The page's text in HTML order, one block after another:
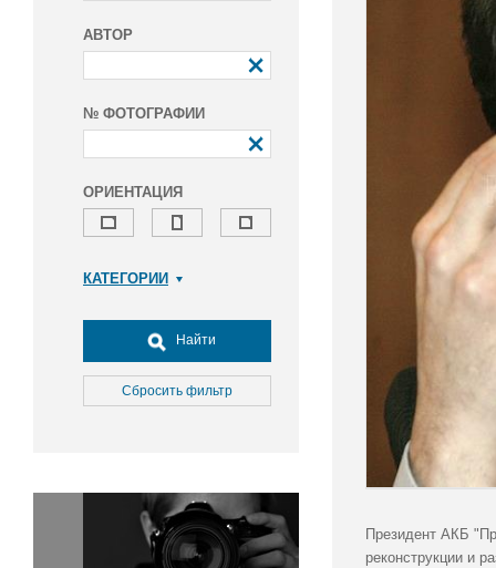
АВТОР
№ ФОТОГРАФИИ
ОРИЕНТАЦИЯ
КАТЕГОРИИ
Досуг, туризм и отдых
Культура
Медицина
Окружающая среда
Политика
Правосудие
Найти
Сбросить фильтр
Президент АКБ
реконструкции и